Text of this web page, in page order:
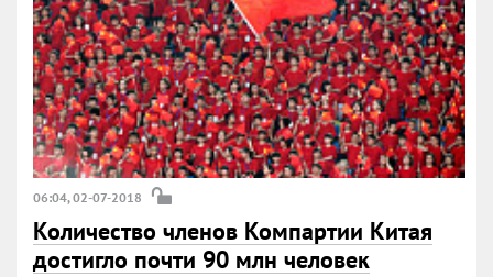
06:04, 02-07-2018
Количество членов Компартии Китая
достигло почти 90 млн человек